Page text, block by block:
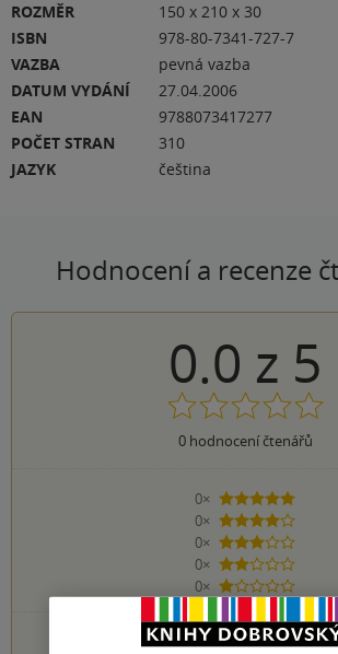
ROZMĚR
150 x 210 x 30
ISBN
978-80-7341-727-7
VAZBA
pevná vazba
DATUM VYDÁNÍ
27.04.2006
EAN
9788073417277
POČET STRAN
310
JAZYK
čeština
Hodnocení a recenze
0.0 z 5
0hodnocení čtenářů
0×
5 hvězdiček
0×
4 hvězdičky
0×
3 hvězdičky
0×
2 hvězdičky
0×
1 hvezdička
PŘIDEJTE SVÉ HODNOCENÍ